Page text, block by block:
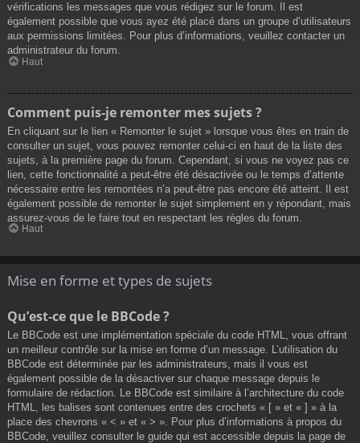
vérifications les messages que vous rédigez sur le forum. Il est
également possible que vous ayez été placé dans un groupe d’utilisateurs
aux permissions limitées. Pour plus d’informations, veuillez contacter un
administrateur du forum.
Haut
Comment puis-je remonter mes sujets ?
En cliquant sur le lien « Remonter le sujet » lorsque vous êtes en train de
consulter un sujet, vous pouvez remonter celui-ci en haut de la liste des
sujets, à la première page du forum. Cependant, si vous ne voyez pas ce
lien, cette fonctionnalité a peut-être été désactivée ou le temps d’attente
nécessaire entre les remontées n’a peut-être pas encore été atteint. Il est
également possible de remonter le sujet simplement en y répondant, mais
assurez-vous de le faire tout en respectant les règles du forum.
Haut
Mise en forme et types de sujets
Qu’est-ce que le BBCode ?
Le BBCode est une implémentation spéciale du code HTML, vous offrant
un meilleur contrôle sur la mise en forme d’un message. L’utilisation du
BBCode est déterminée par les administrateurs, mais il vous est
également possible de la désactiver sur chaque message depuis le
formulaire de rédaction. Le BBCode est similaire à l’architecture du code
HTML, les balises sont contenues entre des crochets « [ » et « ] » à la
place des chevrons « < » et « > ». Pour plus d’informations à propos du
BBCode, veuillez consulter le guide qui est accessible depuis la page de